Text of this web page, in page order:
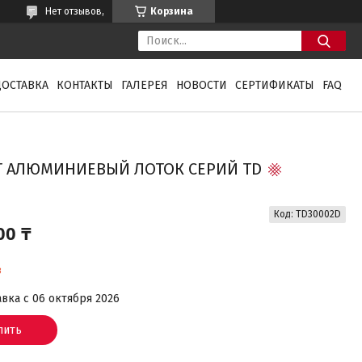
Корзина
Нет отзывов,
КОНТАКТЫ ГАЛЕРЕЯ НОВОСТИ СЕРТИФИКАТЫ FAQ
АЛЮМИНИЕВЫЙ ЛОТОК СЕРИЙ TD
₸
Код: TD30002D
с 06 октября 2026